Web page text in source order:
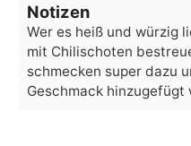
Notizen
Wer es heiß und würzig
mit Chilischoten
schmecken super dazu
Geschmack hinzugefügt